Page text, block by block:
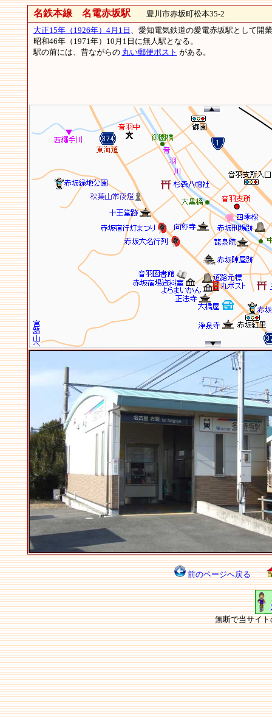
名鉄本線 名電赤坂駅豊川市赤坂町松本35-2
大正15年（1926年）4月1日 、愛知電気鉄道の愛電赤坂駅として開
昭和46年（1971年）10月1日に無人駅となる。
駅の前には、昔ながらの 丸い郵便ポスト がある。
前のページへ戻る
無断で当サイ